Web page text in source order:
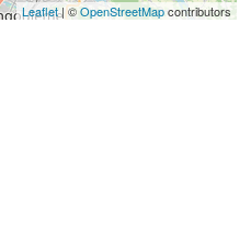
Leaflet| ©OpenStreetMapcontributors